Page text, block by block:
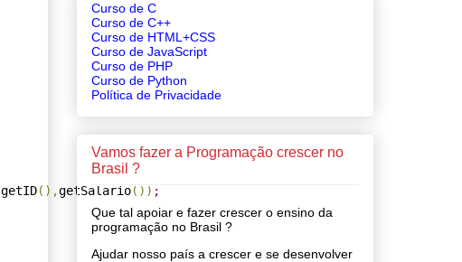
getID( ) ,getSalario( ) ) ;
Curso de C
Curso de C++
Curso de HTML+CSS
Curso de JavaScript
Curso de PHP
Curso de Python
Política de Privacidade
Vamos fazer a Programação crescer no
Brasil ?
Que tal apoiar e fazer crescer o ensino da
programação no Brasil ?
Ajudar nosso país a crescer e se desenvolver